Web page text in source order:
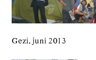
Gezi, juni 2013